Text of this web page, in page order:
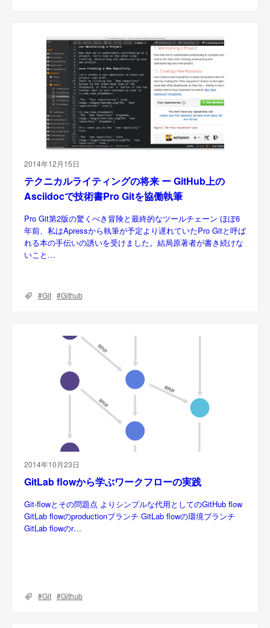
2014年12月15日
テクニカルライティングの将来 ー GitHub上の
Asciidocで技術書Pro Gitを協働執筆
Pro Git第2版の驚くべき冒険と最終的なツールチェーン ほぼ6
年前、私はApressから執筆が予定より遅れていたPro Gitと呼ば
れる本の手伝いの誘いを受けました。結局原著者が書き続けな
いこと…
Git Github
2014年10月23日
GitLab flowから学ぶワークフローの実践
Git-flowとその問題点 よりシンプルな代用としてのGitHub flow
GitLab flowのproductionブランチ GitLab flowの環境ブランチ
GitLab flowのr…
Git Github